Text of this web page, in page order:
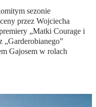
sezonie
przez Wojciecha
„Matki Courage i
„Garderobianego”
Gajosem w rolach